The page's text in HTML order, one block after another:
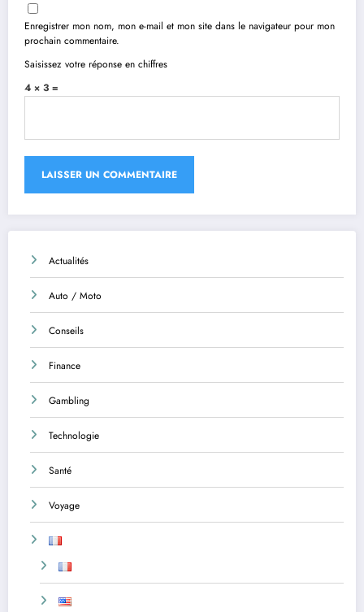
Enregistrer mon nom, mon e-mail et mon site dans le navigateur pour mon
prochain commentaire.
Saisissez votre réponse en chiffres
4 × 3 =
Actualités
Auto / Moto
Conseils
Finance
Gambling
Technologie
Santé
Voyage